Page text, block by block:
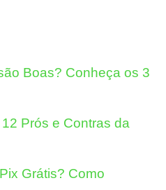
Boas? Conheça os 3
Prós e Contras da
Grátis? Como